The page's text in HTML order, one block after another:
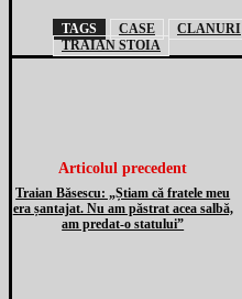
TAGS CASE CLANURI
TRAIAN STOIA
Articolul precedent
Traian Băsescu: „Știam că fratele meu
era șantajat. Nu am păstrat acea salbă,
am predat-o statului”